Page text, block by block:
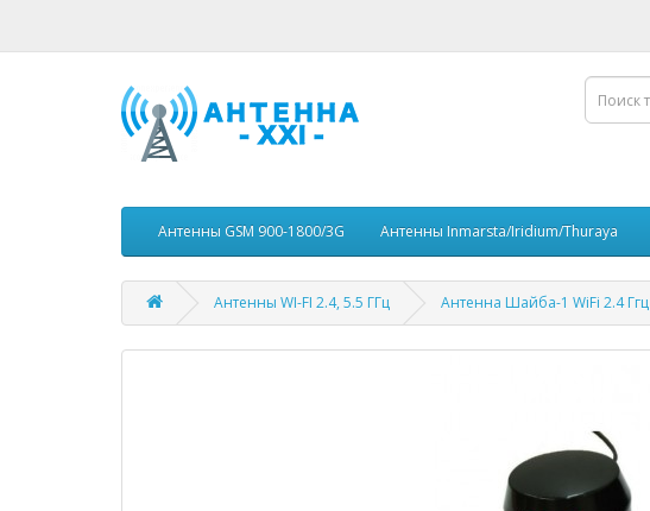
Антенны GSM 900-1800/3G Антенны Inmarsta/Iridium/Thuraya
Антенны WI-FI 2.4, 5.5 ГГц Антенна Шайба-1 WiFi 2.4 Ггц